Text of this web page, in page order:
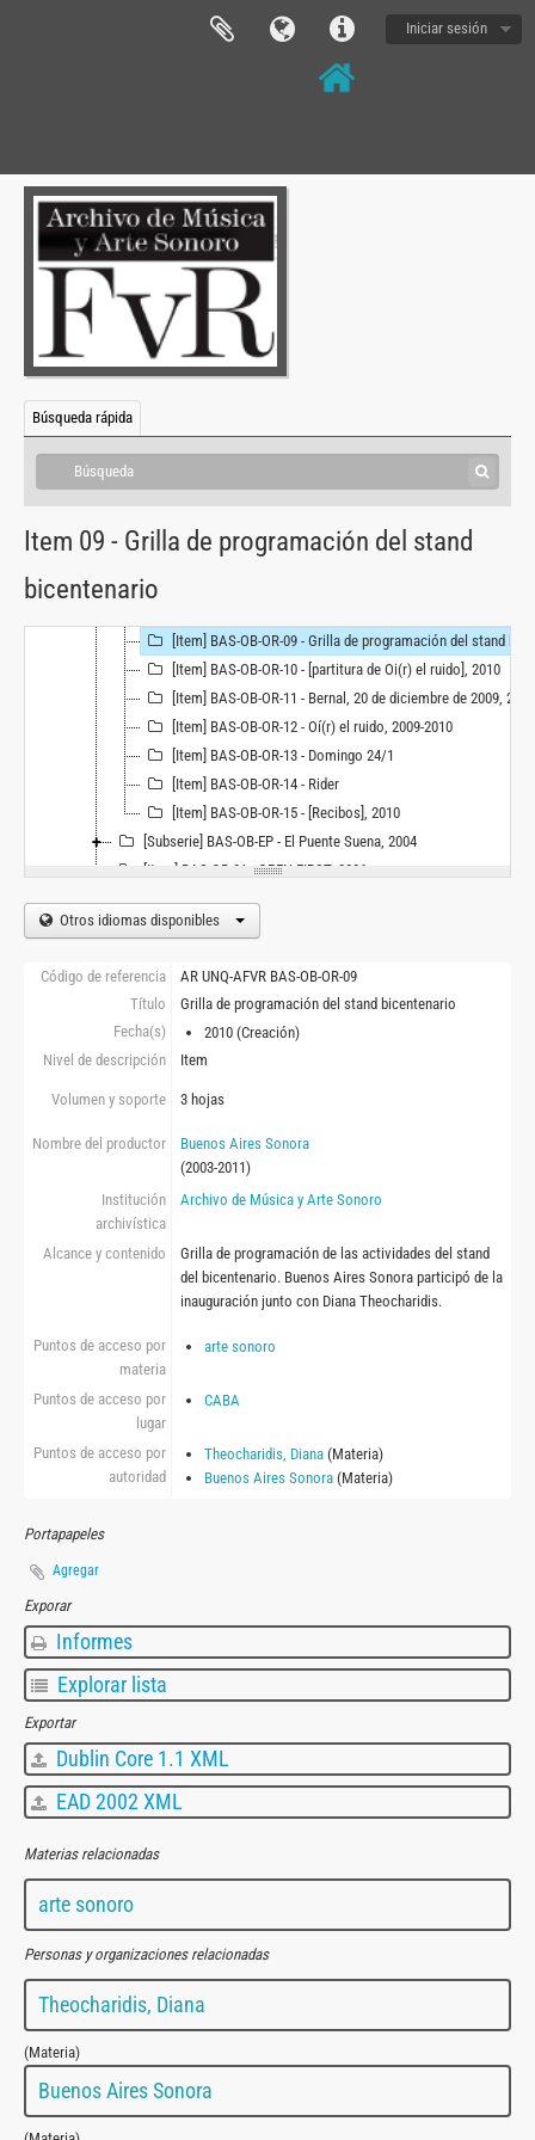
Iniciar sesión
Búsqueda rápida
Item 09 - Grilla de programación del stand
bicentenario
[Fondo] BAS - Buenos Aires Sonora, 2003 - 2011
[Serie] BAS-PROG - Programas, 2003 - 2010
[Serie] BAS-DH - Documentos Hemerogáficos, 2003-2010
[Serie] BAS-OB - OBRAS, 2003 - 2011
[Subserie] BAS-OB-MAYO - Mayo, los sonidos de La Plaza, 2003 - 2006
[Subserie] BAS-OB-ML - 120 (Máquina lírica) Intervención de las entrañas del Teatro Argentino de La Plata, 2009
[Subserie] BAS-OB-OR - Oi(r) el ruido, 2010
[Item] BAS-OB-OR-02 - Planta Sonido Buenos Aires Sonora - Bicentenario, 2010
[Item] BAS-OB-OR-03 - [planta con ubicación de performers], 2010
[Item] BAS-OB-OR-05 - [corte lateral], 2010
[Item] BAS-OB-OR-06 - Coros Biceentenrio, 2010
[Item] BAS-OB-OR-09 - Grilla de programación del stand bicentenario, 2010
[Item] BAS-OB-OR-10 - [partitura de Oi(r) el ruido], 2010
[Item] BAS-OB-OR-11 - Bernal, 20 de diciembre de 2009, 2009
[Item] BAS-OB-OR-12 - Oí(r) el ruido, 2009-2010
[Item] BAS-OB-OR-13 - Domingo 24/1
[Item] BAS-OB-OR-14 - Rider
[Item] BAS-OB-OR-15 - [Recibos], 2010
[Subserie] BAS-OB-EP - El Puente Suena, 2004
[Item] BAS-OB-01 - OPEN FIRST, 2006
[Subserie] BAS-OB-7G - 7 Gruas, 2004
[Item] BAS-OB-04 - Statement, 2003
Otros idiomas disponibles
Código de referencia
AR UNQ-AFVR BAS-OB-OR-09
Título
Grilla de programación del stand bicentenario
Fecha(s)
2010 (Creación)
Nivel de descripción
Item
Volumen y soporte 3 hojas
Nombre del productor
Buenos Aires Sonora
(2003-2011)
Institución
archivística
Archivo de Música y Arte Sonoro
Alcance y contenido
Grilla de programación de las actividades del stand
del bicentenario. Buenos Aires Sonora participó de la
inauguración junto con Diana Theocharidis.
Puntos de acceso por
materia
arte sonoro
Puntos de acceso por
lugar
CABA
Puntos de acceso por
autoridad
Theocharidis, Diana(Materia)
Buenos Aires Sonora(Materia)
Portapapeles
Agregar
Exporar
Informes
Explorar lista
Exportar
Dublin Core 1.1 XML
EAD 2002 XML
Materias relacionadas
arte sonoro
Personas y organizaciones relacionadas
Theocharidis, Diana
(Materia)
Buenos Aires Sonora